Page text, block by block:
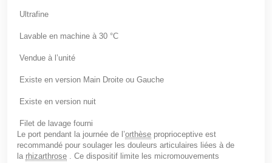
Ultrafine
Lavable en machine à 30 °C
Vendue à l’unité
Existe en version Main Droite ou Gauche
Existe en version nuit
Filet de lavage fourni
Le port pendant la journée de l’orthèse proprioceptive est
recommandé pour soulager les douleurs articulaires liées à de
la rhizarthrose . Ce dispositif limite les micromouvements